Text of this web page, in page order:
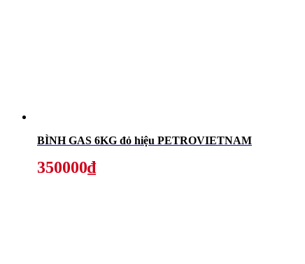
BÌNH GAS 6KG đỏ hiệu PETROVIETNAM
350000₫